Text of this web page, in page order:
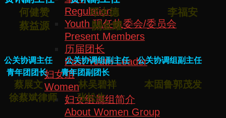
Regulation
Youth 现任执委会/委员会
Present Members
历届团长
Past Youth Leader
妇女组
Women
妇女组属组简介
About Women Group
何健赞 邓水德 李福安
蔡益源 關金耀
公关协调主任 公关协调组副主任
公关协调组副主任
青年团团长 青年团副团长
蔡展文 林吴碧祥 本固鲁郭茂发
徐蔡斌律师 张松生